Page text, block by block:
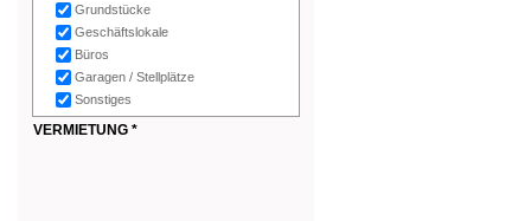
Grundstücke
Geschäftslokale
Büros
Garagen / Stellplätze
Sonstiges
VERMIETUNG *